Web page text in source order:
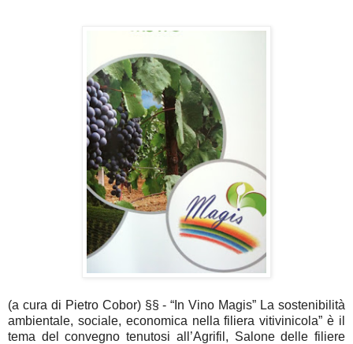
(a cura di Pietro Cobor) §§ - “In Vino Magis” La sostenibilità
ambientale, sociale, economica nella filiera vitivinicola” è il
tema del convegno tenutosi all’Agrifil, Salone delle filiere